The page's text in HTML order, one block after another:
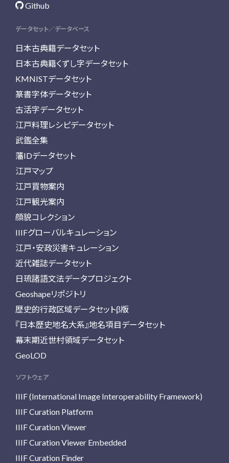
Github
データセット／データベース
日本古典籍データセット
日本古典籍くずし字データセット
KMNISTデータセット
篆書字体データセット
古活字データセット
江戸料理レシピデータセット
武鑑全集
藩IDデータセット
江戸マップ
江戸買物案内
江戸観光案内
顔貌コレクション
IIIFグローバルキュレーション
江戸・安政災害キュレーション
近代雑誌データセット
日琉諸語文法データプロジェクト
Geoshapeリポジトリ
歴史的行政区域データセットβ版
『日本歴史地名大系』地名項目データセット
幕末期近世村領域データセット
GeoLOD
ソフトウェア
IIIF (International Image Interoperability Framework)
IIIF Curation Platform
IIIF Curation Viewer
IIIF Curation Viewer Embedded
IIIF Curation Finder